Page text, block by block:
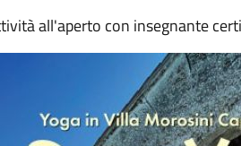
all'aperto con insegnante